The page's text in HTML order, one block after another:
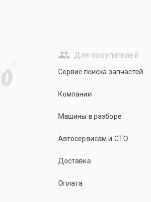
R
Для покупателей
Сервис поиска запчастей
Компании
Машины в разборе
Автосервисам и СТО
Доставка
Оплата